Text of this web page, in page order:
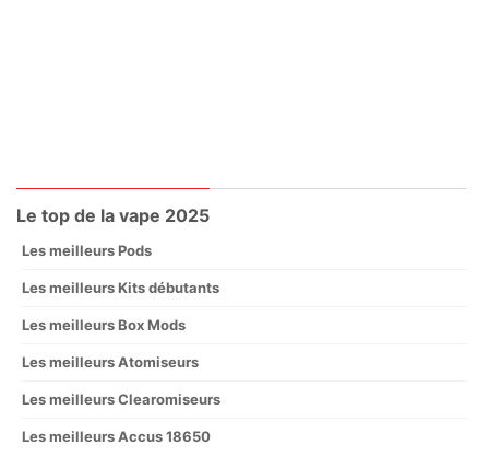
Le top de la vape 2025
Les meilleurs Pods
Les meilleurs Kits débutants
Les meilleurs Box Mods
Les meilleurs Atomiseurs
Les meilleurs Clearomiseurs
Les meilleurs Accus 18650